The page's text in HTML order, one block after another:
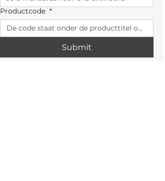
Productcode *
Submit